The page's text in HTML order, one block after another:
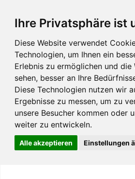
Ihre Privatsphäre ist
Diese Website verwendet
Technologien, um Ihnen ein
Erlebnis zu ermöglichen und die
sehen, besser an Ihre
Diese Technologien nutzen wir
Ergebnisse zu messen, um zu
unsere Besucher kommen oder
weiter zu entwickeln.
Alle akzeptieren Einstellungen